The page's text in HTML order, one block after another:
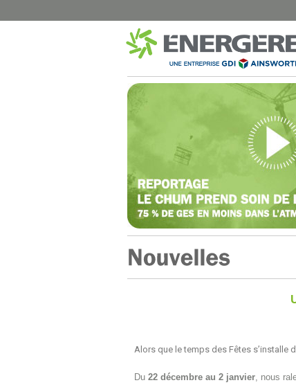
MUNICIPAL
Montréal – Éclairage de rue
Disraeli – Éclairage de rue
Mont-Joli – Éclairage de rue
B-Chatham – Éclairage de rue
Shawinigan – Éclairage de rue
Blainville – Éclairage de rue
Blainville – Bâtiments
Complexes Sportifs Terrebonne
SANTÉ
CISSS
Institut
Hôpital
CISSS du
CISSS de
CHUM
CIUSSS de
CISSS de
CIUSSS
Québec
Alors que le temps des Fêtes s’installe
Du 22 décembre au 2 janvier, nous